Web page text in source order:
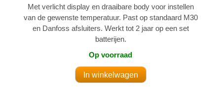
Met verlicht display en draaibare body voor instellen
van de gewenste temperatuur. Past op standaard M30
en Danfoss afsluiters. Werkt tot 2 jaar op een set
batterijen.
Op voorraad